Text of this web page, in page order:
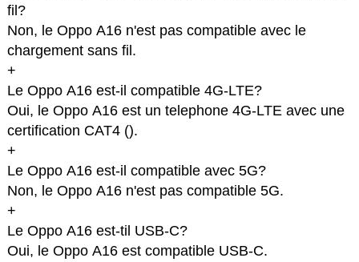
fil?
Non, le Oppo A16 n'est pas compatible avec le
chargement sans fil.
+
Le Oppo A16 est-il compatible 4G-LTE?
Oui, le Oppo A16 est un telephone 4G-LTE avec une
certification CAT4 ().
+
Le Oppo A16 est-il compatible avec 5G?
Non, le Oppo A16 n'est pas compatible 5G.
+
Le Oppo A16 est-til USB-C?
Oui, le Oppo A16 est compatible USB-C.